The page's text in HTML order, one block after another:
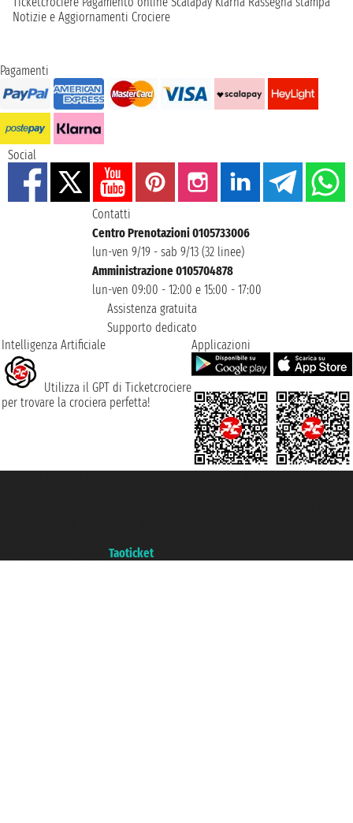
Notizie e Aggiornamenti Crociere
Pagamenti
Social
Contatti
Centro Prenotazioni 0105733006
lun-ven 9/19 - sab 9/13 (32 linee)
Amministrazione 0105704878
lun-ven 09:00 - 12:00 e 15:00 - 17:00
Assistenza gratuita
Supporto dedicato
Intelligenza Artificiale
Utilizza il GPT di Ticketcrociere
per trovare la crociera perfetta!
Applicazioni
Taoticket